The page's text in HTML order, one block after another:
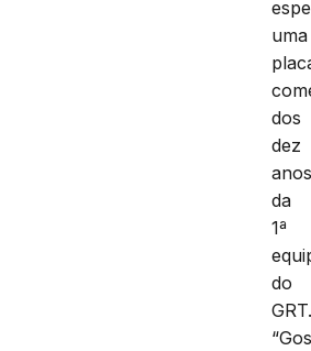
uma
dos
dez
da
1ª
do